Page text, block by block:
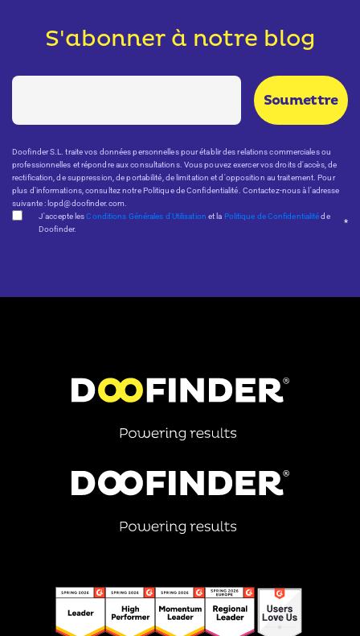
S'abonner à notre blog
Doofinder S.L. traite vos données personnelles pour établir des relations commerciales ou
professionnelles et répondre aux consultations. Vous pouvez exercer vos droits d'accès, de
rectification, de suppression, de portabilité, de limitation et d'opposition au traitement. Pour
plus d'informations, consultez notre Politique de Confidentialité. Contactez-nous à l'adresse
suivante : lopd@doofinder.com.
J'accepte lesConditions Générales d'Utilisation et la Politique de Confidentialitéde
Doofinder.
*